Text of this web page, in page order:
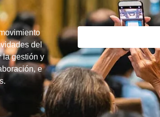
del
la gestión y
e